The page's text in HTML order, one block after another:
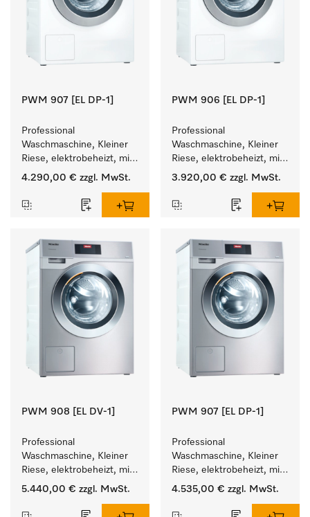
PWM 907 [EL DP-1]
Professional
Waschmaschine, Kleiner
Riese, elektrobeheizt, mit
Ablaufpumpe und
Programmen.
Leistung 7 kg  in 49 min .
4.290,00 € zzgl. MwSt.
PWM 906 [EL DP-1]
Professional
Waschmaschine, Kleiner
Riese, elektrobeheizt, mit
Ablaufpumpe und
Programmen.
Leistung 6 kg  in 49 min .
3.920,00 € zzgl. MwSt.
PWM 908 [EL DV-1]
Professional
Waschmaschine, Kleiner
Riese, elektrobeheizt, mit
Ablaufventil und
Programmen.
5.440,00 € zzgl. MwSt.
PWM 907 [EL DP-1]
Professional
Waschmaschine, Kleiner
Riese, elektrobeheizt, mit
Ablaufpumpe und
Programmen.
4.535,00 € zzgl. MwSt.